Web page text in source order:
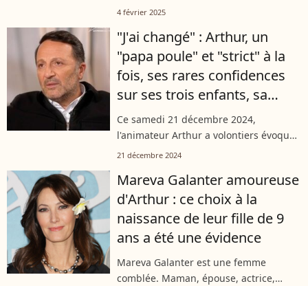
bougie ce mardi 4 février 2025- et
il existe tout de même une photo...
4 février 2025
"J'ai changé" : Arthur, un
"papa poule" et "strict" à la
fois, ses rares confidences
sur ses trois enfants, sa
priorité absolue
Ce samedi 21 décembre 2024,
l'animateur Arthur a volontiers évoqué
sa brillante carrière à la télévision dans
diffusé sur TF1. Mais aussi ses trois...
21 décembre 2024
Mareva Galanter amoureuse
d'Arthur : ce choix à la
naissance de leur fille de 9
ans a été une évidence
Mareva Galanter est une femme
comblée. Maman, épouse, actrice,